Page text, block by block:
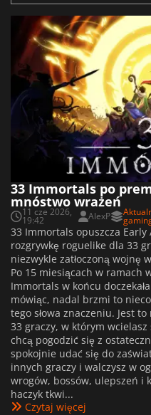
33 Immortals po
mnóstwo wrażeń
11 cze 2026,
19:42 AlexP
33 Immortals opuszcza
rozgrywkę roguelike dla 33
niezwykle zatłoczoną wojnę
Po 15 miesiącach w ramach
Immortals w końcu
mówiąc, nadal brzmi to
tego słowa znaczeniu. Jest
33 graczy, w którym
chcą pogodzić się z
spokojnie udać się do
innych graczy i walczysz w
wrogów, bossów, ulepszeń i
haczyk tkwi...
Czytaj więcej